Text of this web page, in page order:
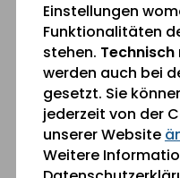
Einstellungen
Funktionalitäten
stehen.
werden auch bei
gesetzt. Sie
jederzeit von der
unserer Website
Weitere
Sie befinden sich
Flohmarkt